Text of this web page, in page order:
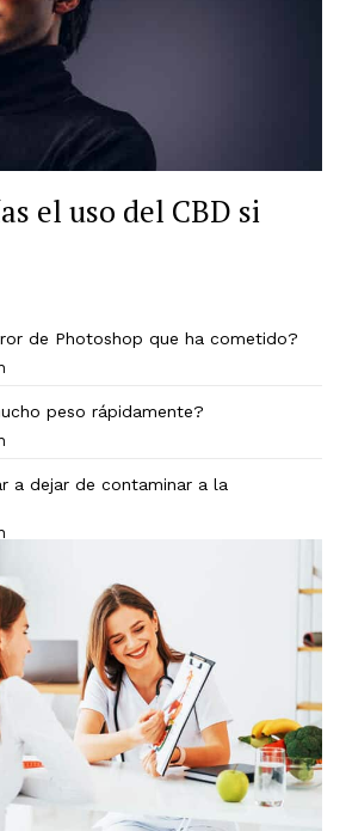
el uso del CBD si
de Photoshop que ha cometido?
peso rápidamente?
a dejar de contaminar a la